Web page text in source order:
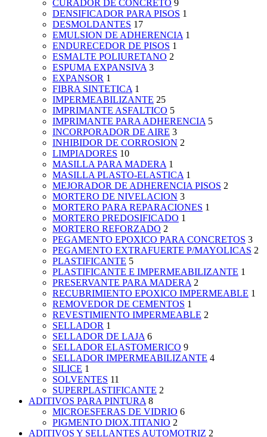
CURADOR DE CONCRETO 9
DENSIFICADOR PARA PISOS 1
DESMOLDANTES 17
EMULSION DE ADHERENCIA 1
ENDURECEDOR DE PISOS 1
ESMALTE POLIURETANO 2
ESPUMA EXPANSIVA 3
EXPANSOR 1
FIBRA SINTETICA 1
IMPERMEABILIZANTE 25
IMPRIMANTE ASFALTICO 5
IMPRIMANTE PARA ADHERENCIA 5
INCORPORADOR DE AIRE 3
INHIBIDOR DE CORROSION 2
LIMPIADORES 10
MASILLA PARA MADERA 1
MASILLA PLASTO-ELASTICA 1
MEJORADOR DE ADHERENCIA PISOS 2
MORTERO DE NIVELACION 3
MORTERO PARA REPARACIONES 1
MORTERO PREDOSIFICADO 1
MORTERO REFORZADO 2
PEGAMENTO EPOXICO PARA CONCRETOS 3
PEGAMENTO EXTRAFUERTE P/MAYOLICAS 2
PLASTIFICANTE 5
PLASTIFICANTE E IMPERMEABILIZANTE 1
PRESERVANTE PARA MADERA 2
RECUBRIMIENTO EPOXICO IMPERMEABLE 1
REMOVEDOR DE CEMENTOS 1
REVESTIMIENTO IMPERMEABLE 2
SELLADOR 1
SELLADOR DE LAJA 6
SELLADOR ELASTOMERICO 9
SELLADOR IMPERMEABILIZANTE 4
SILICE 1
SOLVENTES 11
SUPERPLASTIFICANTE 2
ADITIVOS PARA PINTURA 8
MICROESFERAS DE VIDRIO 6
PIGMENTO DIOX.TITANIO 2
ADITIVOS Y SELLANTES AUTOMOTRIZ 2